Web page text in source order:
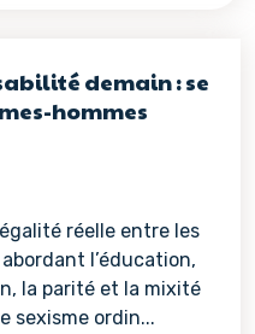
demain : se
hommes
réelle entre les
l’éducation,
la parité et la mixité
sexisme ordin...